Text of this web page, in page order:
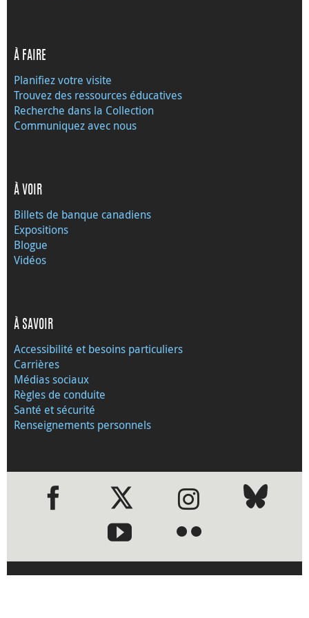
À FAIRE
Planifiez votre visite
Trouvez des ressources éducatives
Recherche dans la Collection
Communiquez avec nous
À VOIR
Billets de banque canadiens
Expositions
Blogue
Vidéos
À SAVOIR
Accessibilité et besoins particuliers
Carrières
Médias sociaux
Règles de conduite
Santé et sécurité
Renseignements personnels
●●